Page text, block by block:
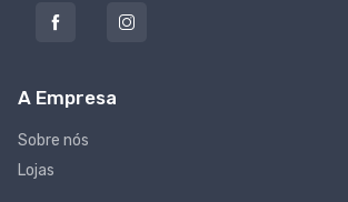
A Empresa
Sobre nós
Lojas